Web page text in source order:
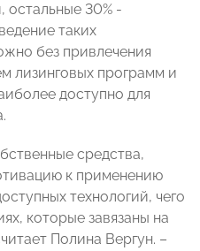
остальные 30% -
таких
без привлечения
лизинговых программ и
доступно для
средства,
к применению
технологий, чего
которые завязаны на
Полина Вергун. –